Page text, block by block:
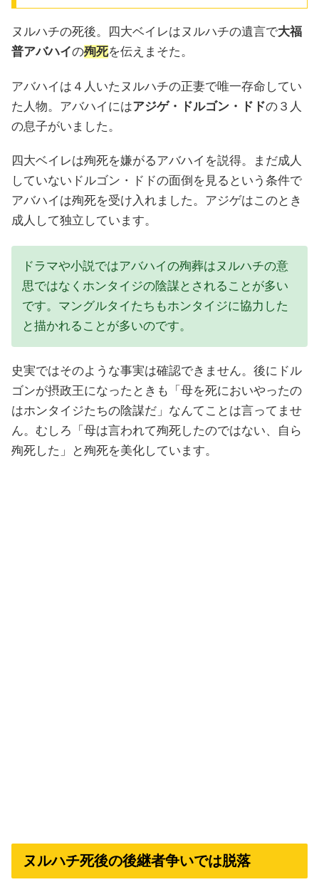
ヌルハチの死後。四大ベイレはヌルハチの遺言で大福
普アバハイの殉死を伝えまそた。
アバハイは４人いたヌルハチの正妻で唯一存命してい
た人物。アバハイにはアジゲ・ドルゴン・ドドの３人
の息子がいました。
四大ベイレは殉死を嫌がるアバハイを説得。まだ成人
していないドルゴン・ドドの面倒を見るという条件で
アバハイは殉死を受け入れました。アジゲはこのとき
成人して独立しています。
ドラマや小説ではアバハイの殉葬はヌルハチの意
思ではなくホンタイジの陰謀とされることが多い
です。マングルタイたちもホンタイジに協力した
と描かれることが多いのです。
史実ではそのような事実は確認できません。後にドル
ゴンが摂政王になったときも「母を死においやったの
はホンタイジたちの陰謀だ」なんてことは言ってませ
ん。むしろ「母は言われて殉死したのではない、自ら
殉死した」と殉死を美化しています。
ヌルハチ死後の後継者争いでは脱落